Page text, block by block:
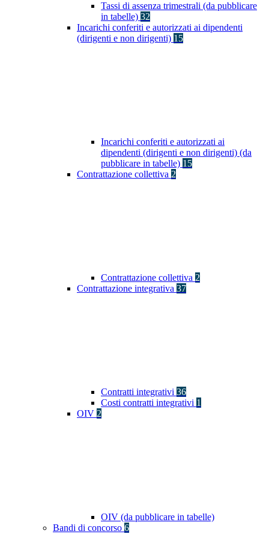
Tassi di assenza trimestrali (da pubblicare
in tabelle) 32
Incarichi conferiti e autorizzati ai dipendenti
(dirigenti e non dirigenti) 15
Incarichi conferiti e autorizzati ai
dipendenti (dirigenti e non dirigenti) (da
pubblicare in tabelle) 15
Contrattazione collettiva 2
Contrattazione collettiva 2
Contrattazione integrativa 37
Contratti integrativi 36
Costi contratti integrativi 1
OIV 2
OIV (da pubblicare in tabelle)
Bandi di concorso 6